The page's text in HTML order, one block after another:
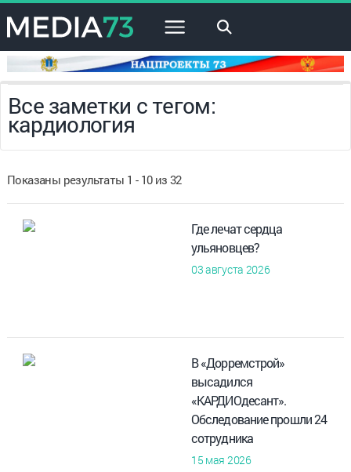
×
Все заметки с тегом:
кардиология
Показаны результаты 1 - 10 из 32
Где лечат сердца
ульяновцев?
03 августа 2026
В «Дорремстрой»
высадился
«КАРДИОдесант».
Обследование прошли 24
сотрудника
15 мая 2026